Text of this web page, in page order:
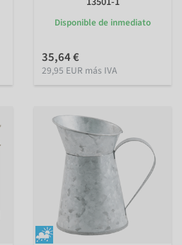
Disponible de inmediato
35,64 €
29,95 EUR más IVA